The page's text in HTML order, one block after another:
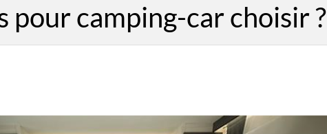
pour camping-car choisir ?